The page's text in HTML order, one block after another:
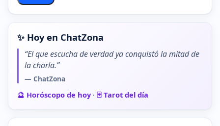
✨ Hoy en ChatZona
“El que escucha de verdad ya conquistó la mitad de
la charla.”
— ChatZona
🔮 Horóscopo de hoy· 🃏 Tarot del día